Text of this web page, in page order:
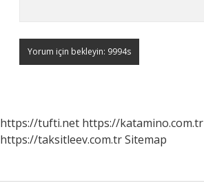
https://tufti.net https://katamino.com.tr
https://taksitleev.com.trSitemap